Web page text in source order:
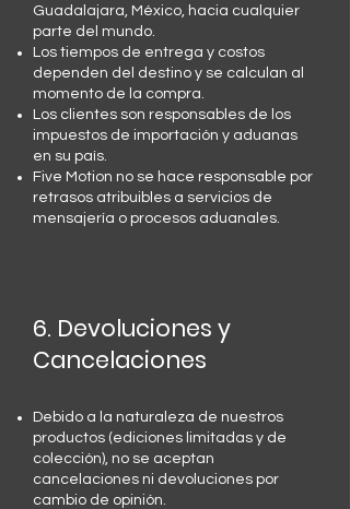
Guadalajara, México, hacia cualquier
parte del mundo.
Los tiempos de entrega y costos
dependen del destino y se calculan al
momento de la compra.
Los clientes son responsables de los
impuestos de importación y aduanas
en su país.
Five Motion no se hace responsable por
retrasos atribuibles a servicios de
mensajería o procesos aduanales.
6. Devoluciones y
Cancelaciones
Debido a la naturaleza de nuestros
productos (ediciones limitadas y de
colección), no se aceptan
cancelaciones ni devoluciones por
cambio de opinión.